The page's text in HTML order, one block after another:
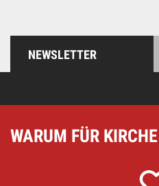
NEWSLETTER
WARUM FÜR